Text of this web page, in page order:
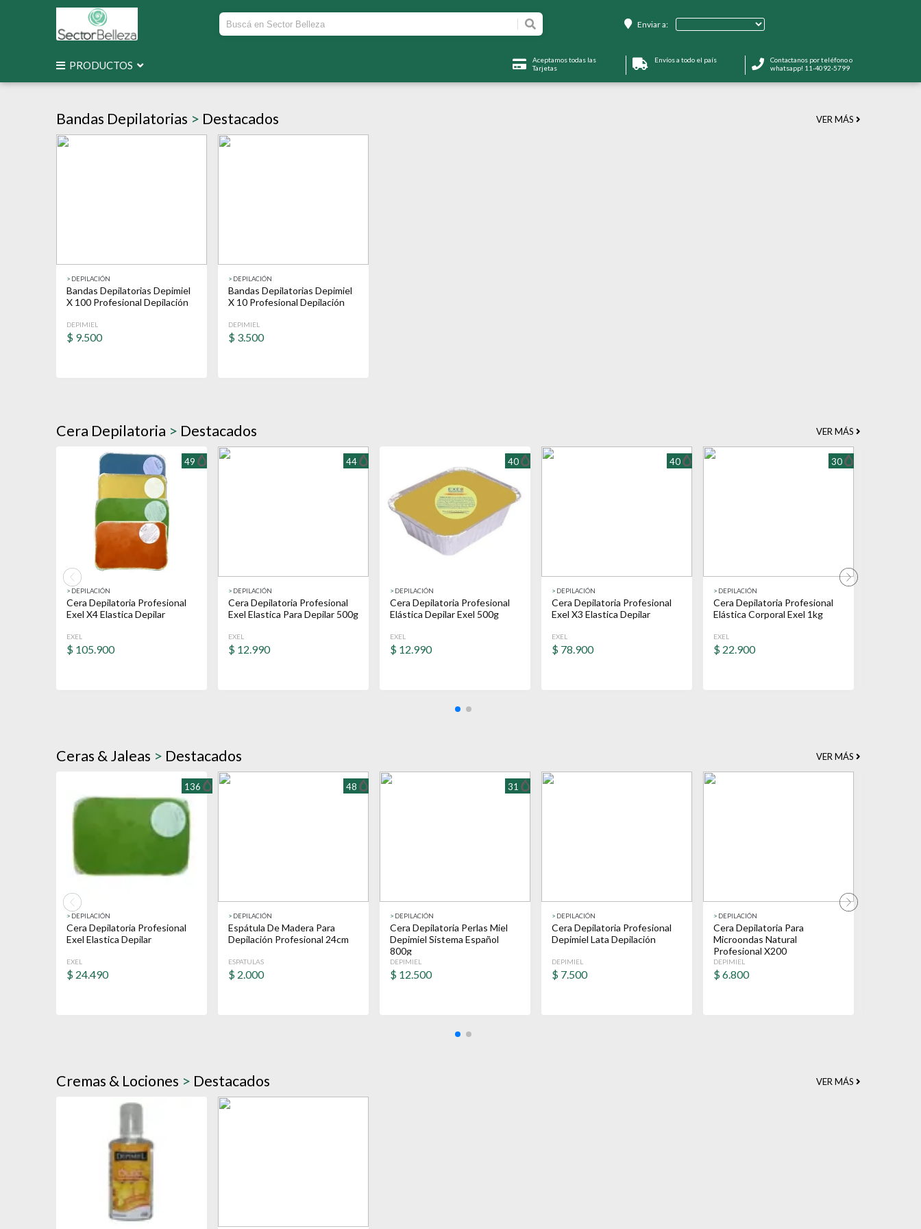
Enviar a:
PRODUCTOS
Aceptamos todas las
Tarjetas
Envíos a todo el país
Contactanos por teléfono o
whatsapp! 11-4092-5799
Bandas Depilatorias > Destacados VER MÁS
> DEPILACIÓN
Bandas Depilatorias Depimiel
X 100 Profesional Depilación
DEPIMIEL
$ 9.500
> DEPILACIÓN
Bandas Depilatorias Depimiel
X 10 Profesional Depilación
DEPIMIEL
$ 3.500
Cera Depilatoria > Destacados VER MÁS
49
> DEPILACIÓN
Cera Depilatoria Profesional
Exel X4 Elastica Depilar
EXEL
$ 105.900
44
> DEPILACIÓN
Cera Depilatoria Profesional
Exel Elastica Para Depilar 500g
EXEL
$ 12.990
40
> DEPILACIÓN
Cera Depilatoria Profesional
Elástica Depilar Exel 500g
EXEL
$ 12.990
40
> DEPILACIÓN
Cera Depilatoria Profesional
Exel X3 Elastica Depilar
EXEL
$ 78.900
30
> DEPILACIÓN
Cera Depilatoria Profesional
Elástica Corporal Exel 1kg
EXEL
$ 22.900
Ceras & Jaleas > Destacados VER MÁS
136
> DEPILACIÓN
Cera Depilatoria Profesional
Exel Elastica Depilar
EXEL
$ 24.490
48
> DEPILACIÓN
Espátula De Madera Para
Depilación Profesional 24cm
ESPATULAS
$ 2.000
31
> DEPILACIÓN
Cera Depilatoria Perlas Miel
Depimiel Sistema Español
800g
DEPIMIEL
$ 12.500
> DEPILACIÓN
Cera Depilatoria Profesional
Depimiel Lata Depilación
DEPIMIEL
$ 7.500
> DEPILACIÓN
Cera Depilatoria Para
Microondas Natural
Profesional X200
DEPIMIEL
$6.800
Cremas & Lociones > Destacados VER MÁS